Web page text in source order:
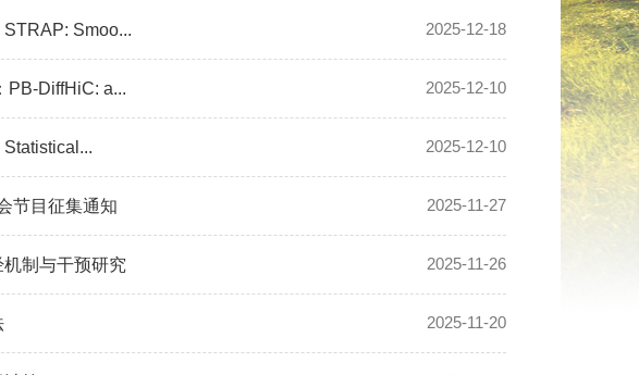
2025-12-18
STRAP: Smoo...
2025-12-10
PB-DiffHiC: a...
2025-12-10
2025-11-27
节目征集通知
2025-11-26
制与干预研究
2025-11-20